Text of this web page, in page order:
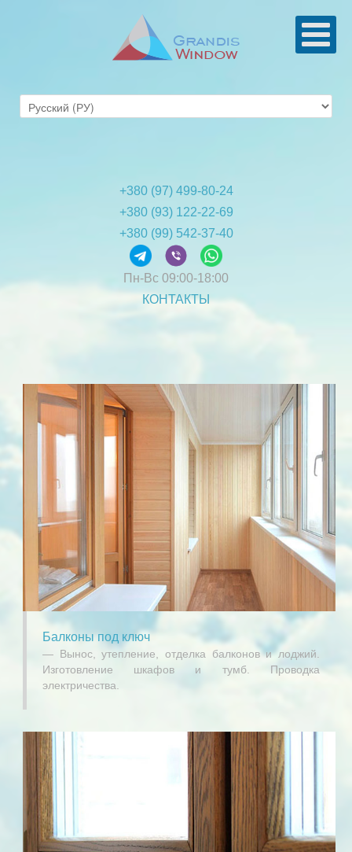
+380 (97) 499-80-24
+380 (93) 122-22-69
+380 (99) 542-37-40
Пн-Вс 09:00-18:00
КОНТАКТЫ
Балконы под ключ
Вынос, утепление, отделка балконов и лоджий.
Изготовление шкафов и тумб. Проводка
электричества.